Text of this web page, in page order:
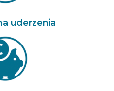
uderzenia